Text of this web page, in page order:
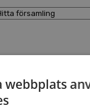
webbplats